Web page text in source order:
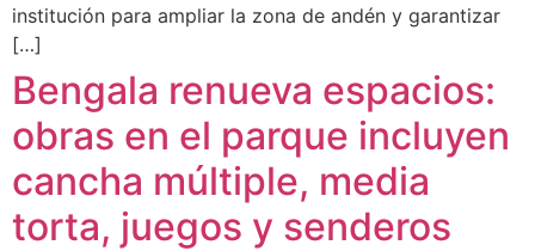
institución para ampliar la zona de andén y garantizar
[…]
Bengala renueva espacios:
obras en el parque incluyen
cancha múltiple, media
torta, juegos y senderos